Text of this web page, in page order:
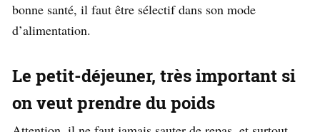
bonne santé, il faut être sélectif dans son mode
d’alimentation.
Le petit-déjeuner, très important si
on veut prendre du poids